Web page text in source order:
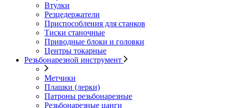
Втулки
Резцедержатели
Приспособления для станков
Тиски станочные
Приводные блоки и головки
Центры токарные
Резьбонарезной инструмент
Метчики
Плашки (лерки)
Патроны резьбонарезные
Резьбонарезные цанги